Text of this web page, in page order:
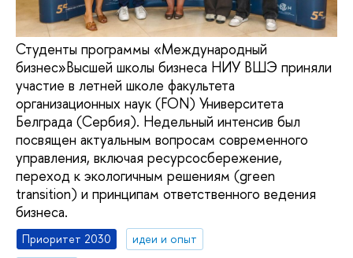
Студенты программы «Международный
бизнес»Высшей школы бизнеса НИУ ВШЭ приняли
участие в летней школе факультета
организационных наук (FON) Университета
Белграда (Сербия). Недельный интенсив был
посвящен актуальным вопросам современного
управления, включая ресурсосбережение,
переход к экологичным решениям (green
transition) и принципам ответственного ведения
бизнеса.
Приоритет 2030
идеи и опыт